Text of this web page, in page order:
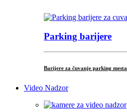
Parking barijere
Barijere za čuvanje parking mesta
Video Nadzor